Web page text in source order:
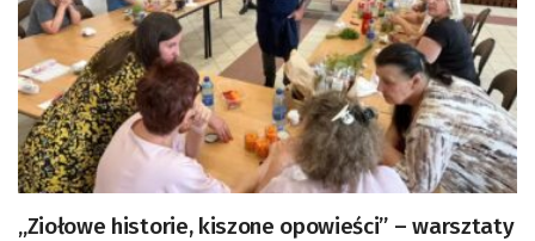
„Ziołowe historie, kiszone opowieści” – warsztaty